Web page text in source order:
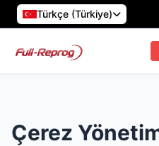
Türkçe (Türkiye)
Çerez